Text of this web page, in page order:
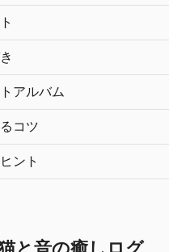
アルバム
コツ
ント